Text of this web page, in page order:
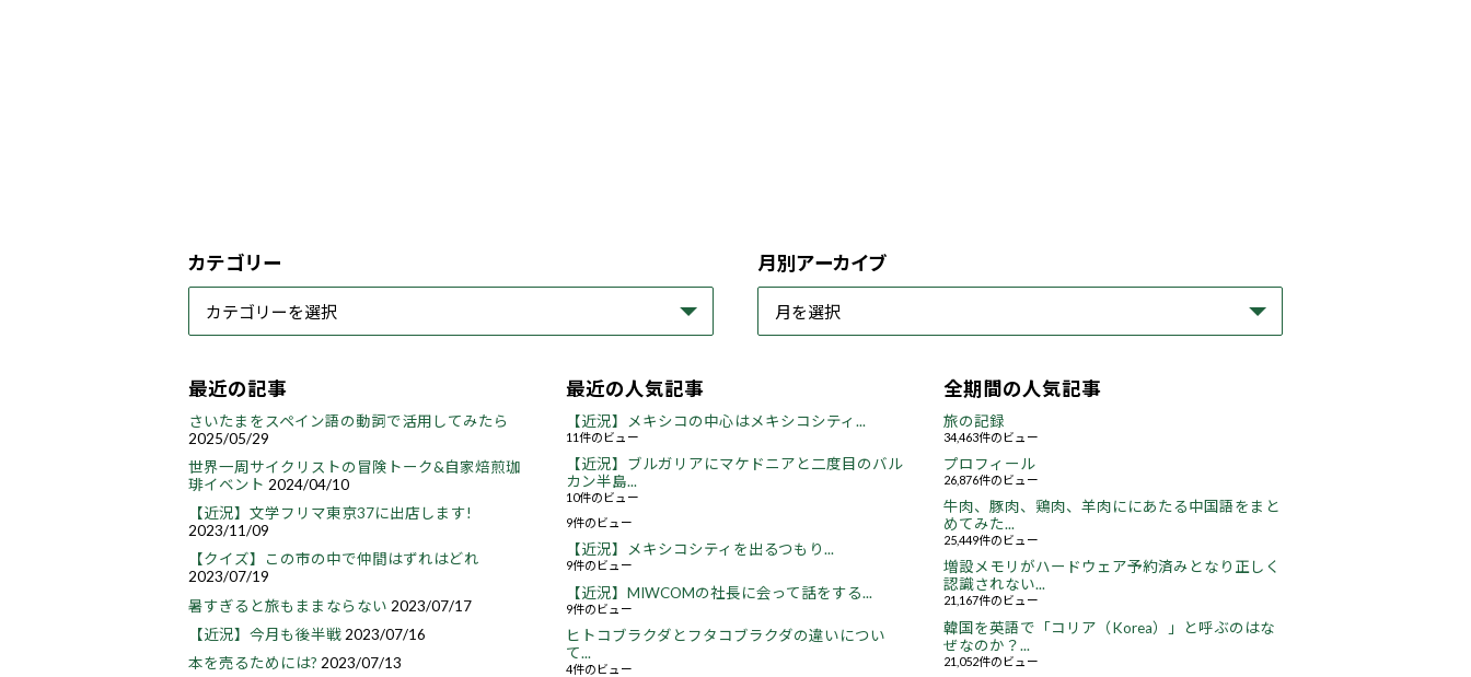
カテゴリー 月別アーカイブ
最近の記事
さいたまをスペイン語の動詞で活用してみたら
2025/05/29
世界一周サイクリストの冒険トーク&自家焙煎珈
琲イベント 2024/04/10
【近況】文学フリマ東京37に出店します!
2023/11/09
【クイズ】この市の中で仲間はずれはどれ
2023/07/19
暑すぎると旅もままならない 2023/07/17
【近況】今月も後半戦 2023/07/16
本を売るためには? 2023/07/13
最近の人気記事
【近況】メキシコの中心はメキシコシティ...
11件のビュー
【近況】ブルガリアにマケドニアと二度目のバル
カン半島...
10件のビュー
9件のビュー
【近況】メキシコシティを出るつもり...
9件のビュー
【近況】MIWCOMの社長に会って話をする...
9件のビュー
ヒトコブラクダとフタコブラクダの違いについ
て...
4件のビュー
全期間の人気記事
旅の記録
34,463件のビュー
プロフィール
26,876件のビュー
牛肉、豚肉、鶏肉、羊肉ににあたる中国語をまと
めてみた...
25,449件のビュー
増設メモリがハードウェア予約済みとなり正しく
認識されない...
21,167件のビュー
韓国を英語で「コリア（Korea）」と呼ぶのはな
ぜなのか？...
21,052件のビュー